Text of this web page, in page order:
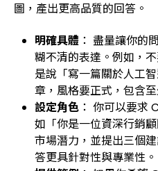
圖，產出更高品質的回答。
明確具體 ： 盡量讓你的
糊不清的表達。例如，
是說「寫一篇關於人工
章，風格要正式，包含
設定角色 ： 你可以要求
如「你是一位資深行銷
市場潛力，並提出三個
答更具針對性與專業性。